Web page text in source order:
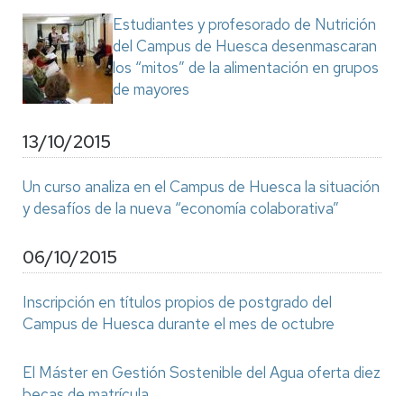
Estudiantes y profesorado de Nutrición
del Campus de Huesca desenmascaran
los “mitos” de la alimentación en grupos
de mayores
13/10/2015
Un curso analiza en el Campus de Huesca la situación
y desafíos de la nueva “economía colaborativa”
06/10/2015
Inscripción en títulos propios de postgrado del
Campus de Huesca durante el mes de octubre
El Máster en Gestión Sostenible del Agua oferta diez